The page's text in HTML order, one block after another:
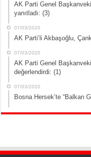
AK Parti Genel
yanıtladı: (3)
07/03/2020
AK Parti’li Akbaşoğlu,
07/03/2020
AK Parti Genel
değerlendirdi: (1)
07/03/2020
Bosna Hersek’te “Balkan